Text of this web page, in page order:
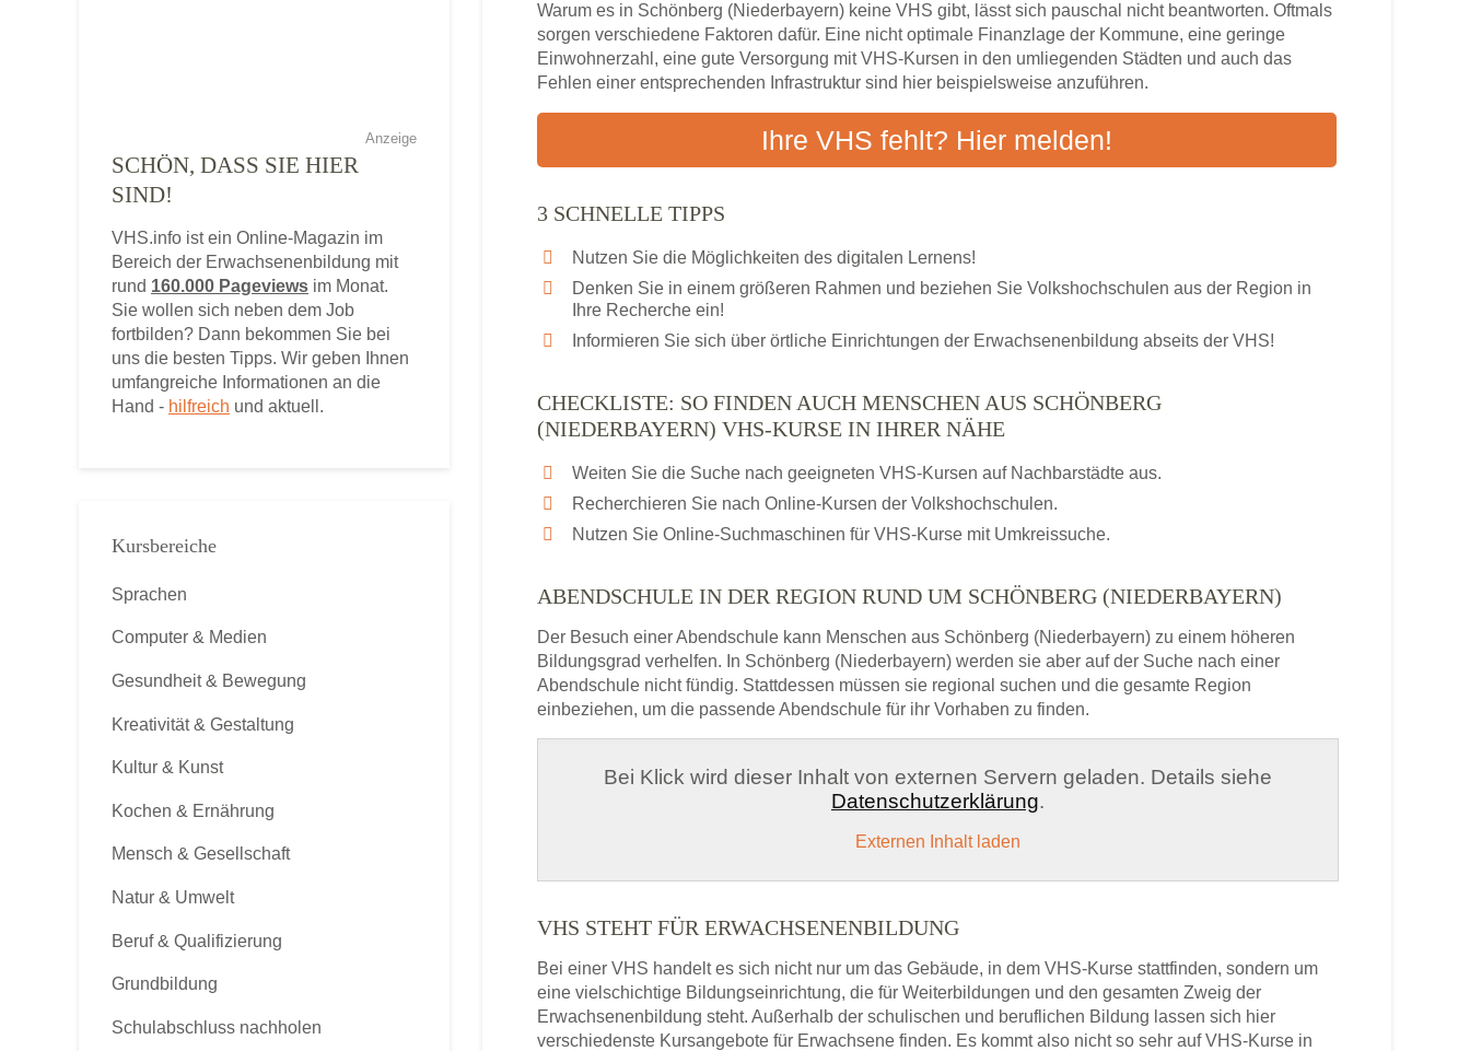
Nähe
Abendschule in der Region rund um Schönberg (Niederbayern)
VHS steht für Erwachsenenbildung
Online-Kurse: Alternative Angebote zum VHS-Kurs
Vor- und Nachteile von Online-Kursen
Checkliste: Darauf kommt es bei Bildungsangeboten an
Das bundesweite Volkshochschulwesen
Warum es in Schönberg (Niederbayern) keine VHS gibt, lässt sich pauschal nicht beantworten. Oftmals
sorgen verschiedene Faktoren dafür. Eine nicht optimale Finanzlage der Kommune, eine geringe
Einwohnerzahl, eine gute Versorgung mit VHS-Kursen in den umliegenden Städten und auch das
Fehlen einer entsprechenden Infrastruktur sind hier beispielsweise anzuführen.
Ihre VHS fehlt? Hier melden!
3 SCHNELLE TIPPS
Nutzen Sie die Möglichkeiten des digitalen Lernens!
Denken Sie in einem größeren Rahmen und beziehen Sie Volkshochschulen aus der Region in
Ihre Recherche ein!
Informieren Sie sich über örtliche Einrichtungen der Erwachsenenbildung abseits der VHS!
CHECKLISTE: SO FINDEN AUCH MENSCHEN AUS SCHÖNBERG
(NIEDERBAYERN) VHS-KURSE IN IHRER NÄHE
Weiten Sie die Suche nach geeigneten VHS-Kursen auf Nachbarstädte aus.
Recherchieren Sie nach Online-Kursen der Volkshochschulen.
Nutzen Sie Online-Suchmaschinen für VHS-Kurse mit Umkreissuche.
ABENDSCHULE IN DER REGION RUND UM SCHÖNBERG (NIEDERBAYERN)
Der Besuch einer Abendschule kann Menschen aus Schönberg (Niederbayern) zu einem höheren
Bildungsgrad verhelfen. In Schönberg (Niederbayern) werden sie aber auf der Suche nach einer
Abendschule nicht fündig. Stattdessen müssen sie regional suchen und die gesamte Region
einbeziehen, um die passende Abendschule für ihr Vorhaben zu finden.
Bei Klick wird dieser Inhalt von externen Servern geladen. Details siehe
Datenschutzerklärung.
Externen Inhalt laden
VHS STEHT FÜR ERWACHSENENBILDUNG
Bei einer VHS handelt es sich nicht nur um das Gebäude, in dem VHS-Kurse stattfinden, sondern um
eine vielschichtige Bildungseinrichtung, die für Weiterbildungen und den gesamten Zweig der
Erwachsenenbildung steht. Außerhalb der schulischen und beruflichen Bildung lassen sich hier
verschiedenste Kursangebote für Erwachsene finden. Es kommt also nicht so sehr auf VHS-Kurse in
Anzeige
SCHÖN, DASS SIE HIER
SIND!
VHS.info ist ein Online-Magazin im
Bereich der Erwachsenenbildung mit
rund 160.000 Pageviews im Monat.
Sie wollen sich neben dem Job
fortbilden? Dann bekommen Sie bei
uns die besten Tipps. Wir geben Ihnen
umfangreiche Informationen an die
Hand - hilfreich und aktuell.
Kursbereiche
Sprachen
Computer & Medien
Gesundheit & Bewegung
Kreativität & Gestaltung
Kultur & Kunst
Kochen & Ernährung
Mensch & Gesellschaft
Natur & Umwelt
Beruf & Qualifizierung
Grundbildung
Schulabschluss nachholen